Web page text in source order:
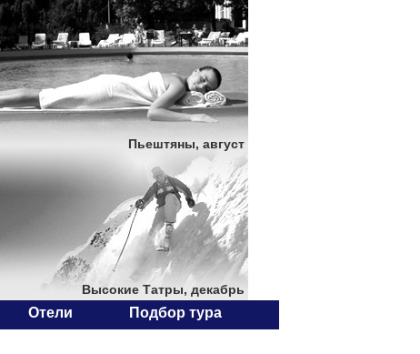
Пьештяны, август
Высокие Татры, декабрь
Отели Подбор тура